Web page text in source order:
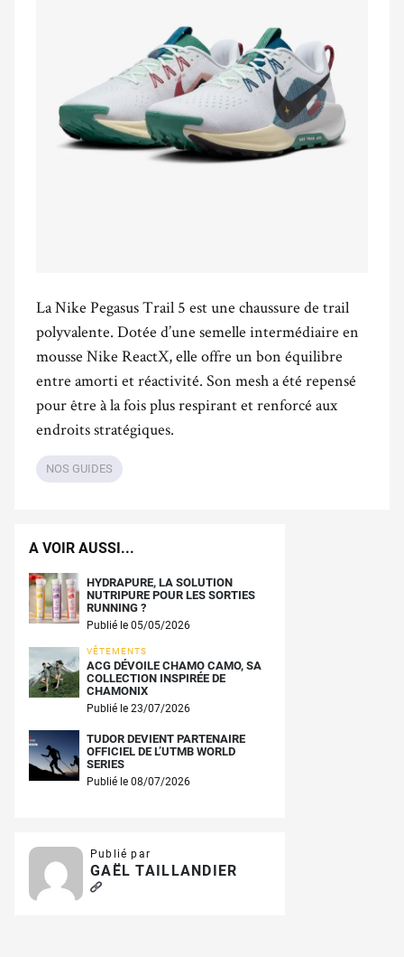
La Nike Pegasus Trail 5 est une chaussure de trail
polyvalente. Dotée d’une semelle intermédiaire en
mousse Nike ReactX, elle offre un bon équilibre
entre amorti et réactivité. Son mesh a été repensé
pour être à la fois plus respirant et renforcé aux
endroits stratégiques.
NOS GUIDES
A VOIR AUSSI...
HYDRAPURE, LA SOLUTION
NUTRIPURE POUR LES SORTIES
RUNNING ?
Publié le 05/05/2026
VÊTEMENTS
ACG DÉVOILE CHAMO CAMO, SA
COLLECTION INSPIRÉE DE
CHAMONIX
Publié le 23/07/2026
TUDOR DEVIENT PARTENAIRE
OFFICIEL DE L’UTMB WORLD
SERIES
Publié le 08/07/2026
Publié par
GAËL TAILLANDIER